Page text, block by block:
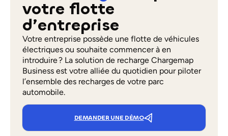
votre flotte
d’entreprise
Votre entreprise possède une flotte de véhicules
électriques ou souhaite commencer à en
introduire ? La solution de recharge Chargemap
Business est votre alliée du quotidien pour piloter
l’ensemble des recharges de votre parc
automobile.
DEMANDER UNE DÉMO